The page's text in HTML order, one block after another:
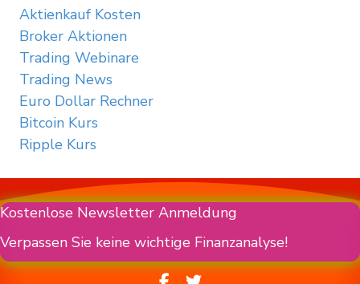
Aktienkauf Kosten
Broker Aktionen
Trading Webinare
Trading News
Euro Dollar Rechner
Bitcoin Kurs
Ripple Kurs
Kostenlose Newsletter Anmeldung
Verpassen Sie keine wichtige Finanzanalyse!